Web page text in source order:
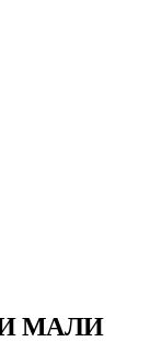
МАЛИ